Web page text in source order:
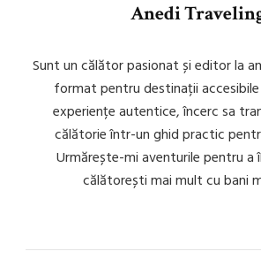
Anedi
Sunt un călător pasionat și editor la
format pentru destinații
experiențe autentice, încerc sa
călătorie într-un ghid practic
Urmărește-mi aventurile pentru a
călătorești mai mult cu bani